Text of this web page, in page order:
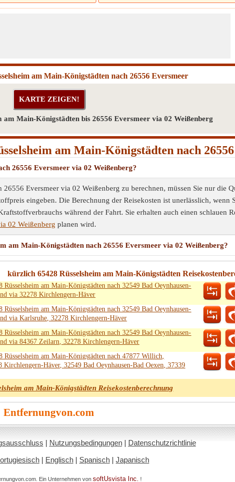
am Main-Königstädten nach 26556 Eversmeer
am Main-Königstädten bis 26556 Eversmeer via 02 Weißenberg
am Main-Königstädten nach
26556 Eversmeer via 02 Weißenberg?
Eversmeer via 02 Weißenberg zu berechnen, müssen Sie nur die
eingeben. Die Berechnung der Reisekosten ist unerlässlich, wenn
während der Fahrt. Sie erhalten auch einen schlauen
02 Weißenberg planen wird.
am Main-Königstädten nach 26556 Eversmeer via 02 Weißenberg?
kürzlich 65428 Rüsselsheim am Main-Königstädten
Rüsselsheim am Main-Königstädten nach 32549 Bad Oeynhausen-
via 32278 Kirchlengern-Häver
Rüsselsheim am Main-Königstädten nach 32549 Bad Oeynhausen-
via Karlsruhe, 32278 Kirchlengern-Häver
Rüsselsheim am Main-Königstädten nach 32549 Bad Oeynhausen-
via 84367 Zeilarn, 32278 Kirchlengern-Häver
Rüsselsheim am Main-Königstädten nach 47877 Willich,
Kirchlengern-Häver, 32549 Bad Oeynhausen-Bad Oexen, 37339
am Main-Königstädten Reisekostenberechnung
Entfernungvon.com
| Nutzungsbedingungen| Datenschutzrichtlinie
| Englisch | Spanisch | Japanisch
Ein Unternehmen von softUsvista Inc. !